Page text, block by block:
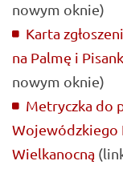
nowym oknie)
Karta
na Palmę i
nowym oknie)
Metryczka do
Wojewódzkiego
Wielkanocną